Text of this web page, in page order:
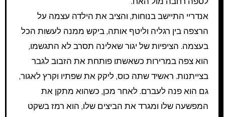
אנדריי התיישב בנוחות, והציב את הילדה עצמה על
הרצפה בין רגליה וליטף אותה, ביקש ממנה לעשות הכל
בעצמה. הציפיות של יגור שאלינה תסרב לא התגשמו,
הוא צפה במרירות כשאשתו פותחת את הזבוב לגבר
בצייתנות. ראשיד שתה כוס, ליקק את שפתיו וקרץ לאגור,
גם הוא פנה לעברם. לאחר מכן, כשהוא מתקן את
המפשעה שלו ומגרד את הביצים שלו, הוא רמז בשקט